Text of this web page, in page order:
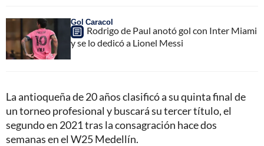
Gol Caracol
Rodrigo de Paul anotó gol con Inter Miami
y se lo dedicó a Lionel Messi
La antioqueña de 20 años clasificó a su quinta final de
un torneo profesional y buscará su tercer título, el
segundo en 2021 tras la consagración hace dos
semanas en el W25 Medellín.